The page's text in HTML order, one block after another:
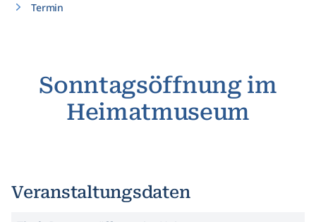
Termin
Sonntagsöffnung im
Heimatmuseum
Veranstaltungsdaten